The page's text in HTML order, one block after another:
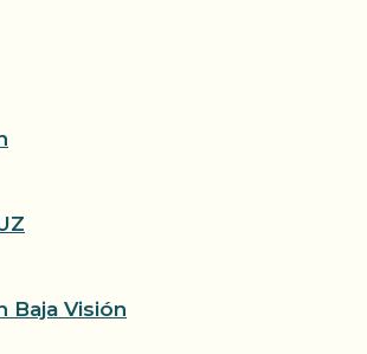
Baja Visión